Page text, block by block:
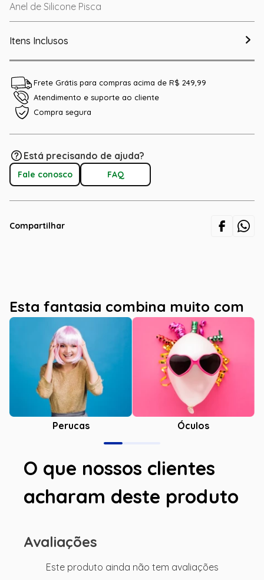
Anel de Silicone Pisca
Itens Inclusos
Frete Grátis para compras acima de R$ 249,99
Atendimento e suporte ao cliente
Compra segura
Está precisando de ajuda?
Fale conosco FAQ
Compartilhar
Esta fantasia combina muito com
Perucas Óculos
O que nossos clientes
acharam deste produto
Avaliações
Este produto ainda não tem avaliações